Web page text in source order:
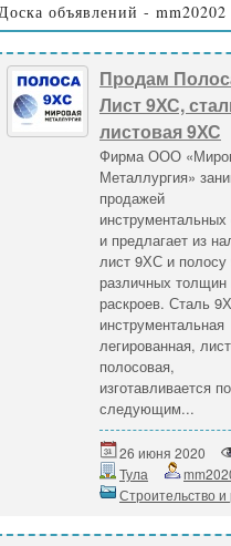
объявлений - mm20202
Продам
Лист 9ХС,
листовая 9ХС
Фирма ООО
Металлургия»
продажей
инструментальных
и предлагает из
лист 9ХС и
различных толщин
раскроев. Сталь
инструментальная
легированная,
полосовая,
изготавливается по
следующим...
26 июня 2020
Тула
Строительство